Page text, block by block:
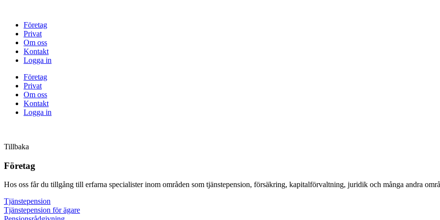
innehållFöretag
Privat
Om oss
Kontakt
Logga in
Företag
Privat
Om oss
Kontakt
Logga in
Tillbaka
Företag
Hos oss får du tillgång till erfarna specialister inom områden som tjänstepension, försäkring, kapitalförvaltning, juridik och många andra
Tjänste­pension
Tjänste­pension för ägare